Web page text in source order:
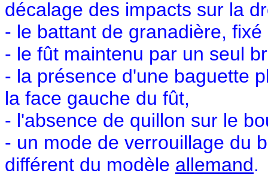
décalage des impacts sur la
- le battant de granadière,
- le fût maintenu par un seul
- la présence d'une baguette
la face gauche du fût,
- l'absence de quillon sur le
- un mode de verrouillage du
différent du modèle allemand.